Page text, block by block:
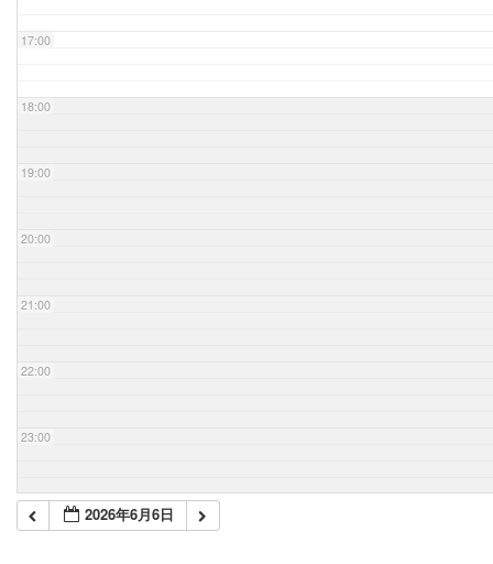
17:00
18:00
19:00
20:00
21:00
22:00
23:00
2026年6月6日